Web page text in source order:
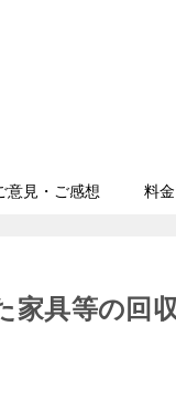
意見・ご感想 料
家具等の回